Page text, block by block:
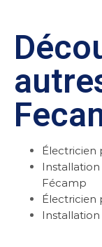
Électricien
Fécamp
Électricien